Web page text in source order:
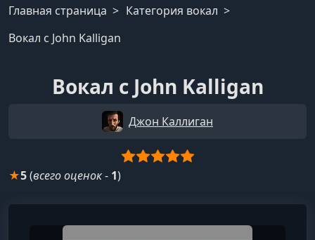
Главная страница
Категория вокал
Вокал с John Kalligan
Вокал с John Kalligan
Джон Каллиган
★5(всего оценок- 1)